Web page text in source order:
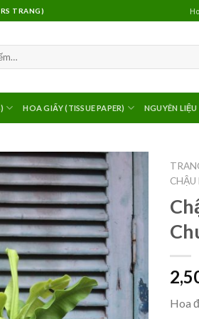
TRANG)
HOA GIẤY (TISSUE PAPER) NGUYÊN
CHẬU
Hoa